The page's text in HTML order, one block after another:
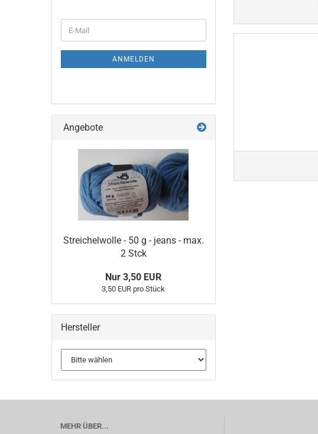
ZUR
E-
Mail
ANMELDEN
Angebote
Streichelwolle - 50 g - jeans - max.
2 Stck
Nur 3,50 EUR
3,50 EUR pro Stück
Hersteller
MEHR ÜBER...